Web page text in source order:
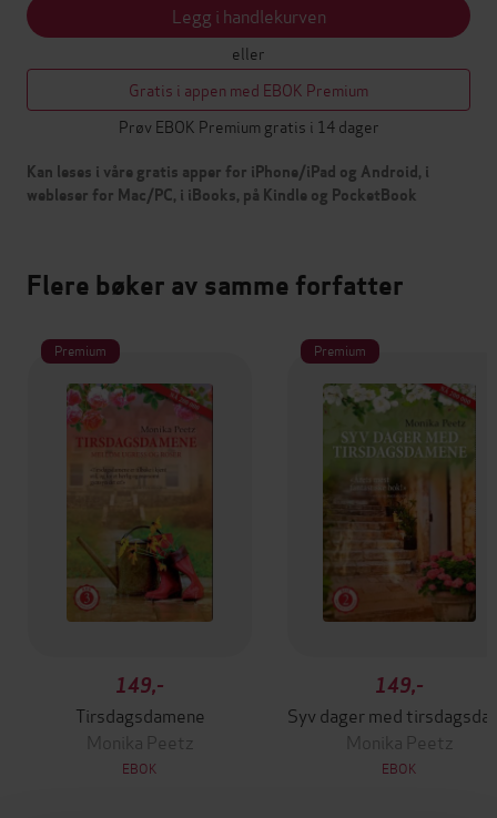
Legg i handlekurven
eller
Gratis i appen med EBOK Premium
Prøv EBOK Premium gratis i 14 dager
Kan leses i våre gratis apper for iPhone/iPad og Android, i
webleser for Mac/PC, i iBooks, på Kindle og PocketBook
Flere bøker av samme forfatter
Premium
149,-
Tirsdagsdamene
Monika Peetz
EBOK
Premium
149,-
Monika Peetz
EBOK